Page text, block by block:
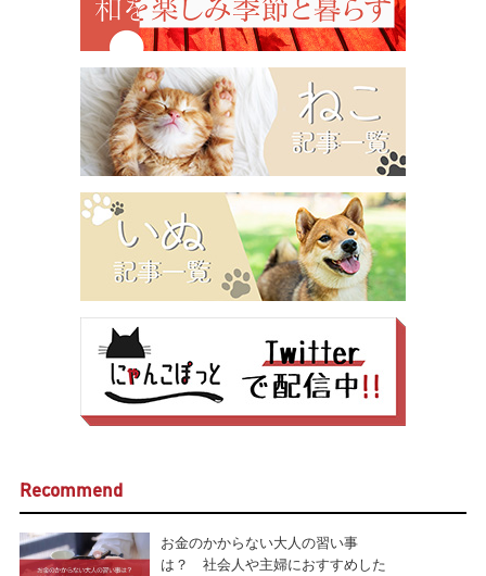
Recommend
お金のかからない大人の習い事
は？ 社会人や主婦におすすめした